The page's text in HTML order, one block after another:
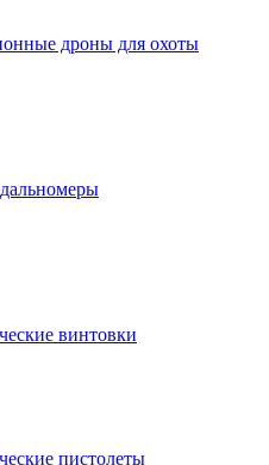
дроны для охоты
винтовки
пистолеты